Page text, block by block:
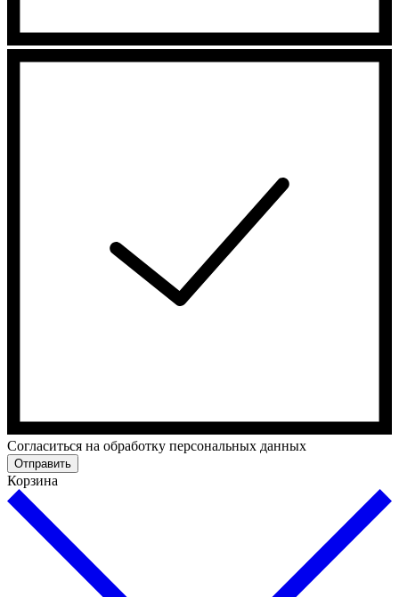
Cогласиться на обработку персональных данных
Отправить
Корзина